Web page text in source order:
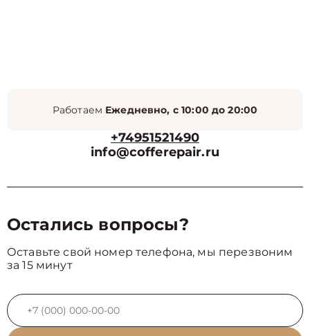
Работаем Ежедневно, с 10:00 до 20:00
+74951521490
info@cofferepair.ru
Остались вопросы?
Оставьте свой номер телефона, мы перезвоним
за 15 минут